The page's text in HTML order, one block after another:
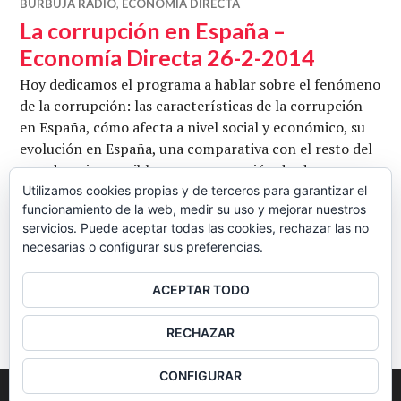
BURBUJA RADIO, ECONOMÍA DIRECTA
La corrupción en España –
Economía Directa 26-2-2014
Hoy dedicamos el programa a hablar sobre el fenómeno
de la corrupción: las características de la corrupción
en España, cómo afecta a nivel social y económico, su
evolución en España, una comparativa con el resto del
mundo y si es posible una regeneración desde su
evolucionado estado actual. Con Carlos Muñiz y Luis
Cosín. Conduce Juan Carlos Barba. Fotografía de
ssoosaySeguir leyendoLa corrupción en España –
BARRA
LATERAL
2026 Colectivo Burbuja
Utilizamos cookies propias y de terceros para garantizar el
funcionamiento de la web, medir su uso y mejorar nuestros
servicios. Puede aceptar todas las cookies, rechazar las no
necesarias o configurar sus preferencias.
ACEPTAR TODO
RECHAZAR
CONFIGURAR